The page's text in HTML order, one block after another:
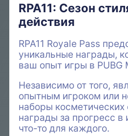
RPA11: Сезон
действия
RPA11 Royale Pass
уникальные награды,
ваш опыт игры в PUBG
Независимо от того,
опытным игроком или
наборы косметических
награды за прогресс
что-то для каждого.